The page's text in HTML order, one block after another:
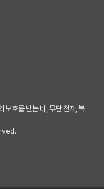
호를 받는 바, 무단 전재, 복